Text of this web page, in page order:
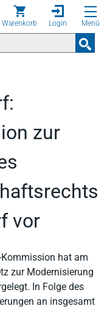
Warenkorb Login Menü
zur
vor
hat am
zur Modernisierung
In Folge des
an insgesamt